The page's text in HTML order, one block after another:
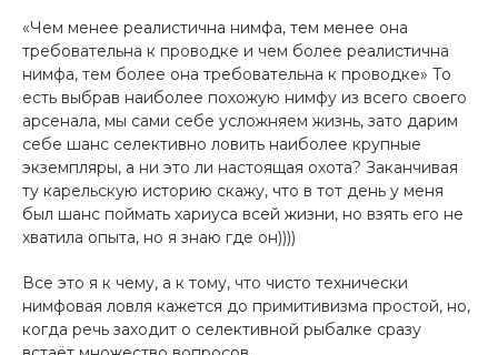
«Чем менее реалистична нимфа, тем менее она
требовательна к проводке и чем более реалистична
нимфа, тем более она требовательна к проводке» То
есть выбрав наиболее похожую нимфу из всего своего
арсенала, мы сами себе усложняем жизнь, зато дарим
себе шанс селективно ловить наиболее крупные
экземпляры, а ни это ли настоящая охота? Заканчивая
ту карельскую историю скажу, что в тот день у меня
был шанс поймать хариуса всей жизни, но взять его не
хватила опыта, но я знаю где он))))
Все это я к чему, а к тому, что чисто технически
нимфовая ловля кажется до примитивизма простой, но,
когда речь заходит о селективной рыбалке сразу